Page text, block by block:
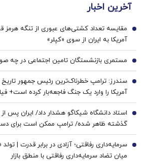
آخرین اخبار
مقایسه تعداد کشتی‌های عبوری از تنگه هرمز
آمریکا به ایران از سوی «کپلر»
1
مستمری بازنشستگان تامین اجتماعی در چه 2
سندرز: ترامپ خطرناک‌ترین رئیس جمهور
آمریکا را وارد یک جنگ فاجعه‌بار کرده است+
3
استاد دانشگاه شیکاگو هشدار داد/ ایران پس از
گذشته ظاهر شده/ ترامپ ممکن است برای
پیروزی نمادین پیش از انتخابات میان‌دوره‌ای
زمینی روی بیاورد
4
سرمایه‌داری رفاقتی؛ آزادی در برابر قدرت | تولد
میان تضاد سرمایه‌داری رفاقتی با منطق بازار
5